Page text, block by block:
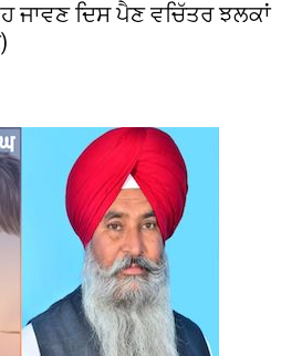
ਜਾਵਣ ਦਿਸ ਪੈਣ ਵਚਿੱਤਰ ਝਲਕਾਂ